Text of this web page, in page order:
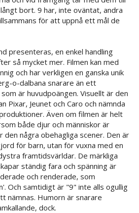
bort. 9 har, inte oväntat, andra
för att uppnå ett mål de
presenteras, en enkel handling
så mycket mer. Filmen kan med
och har verkligen en ganska unik
o-dalbana snarare än ett
är huvudpoängen. Visuellt är den
Pixar, Jeunet och Caro och nämnda
Även om filmen är helt
både djur och människor är
den några obehagliga scener. Den är
för barn, utan för vuxna med en
framtidsvärldar. De märkliga
ständig fara och spänning är
och renderade, som
Och samtidigt är "9" inte alls ogullig
nämnas. Humorn är snarare
dock.